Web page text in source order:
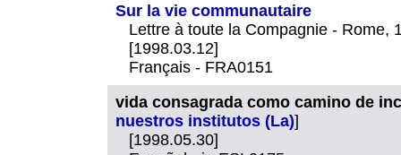
Sur la vie communautaire
Lettre à toute la Compagnie - Rome,
[1998.03.12]
Français - FRA0151
vida consagrada como camino de
nuestros institutos (La)]
[1998.05.30]